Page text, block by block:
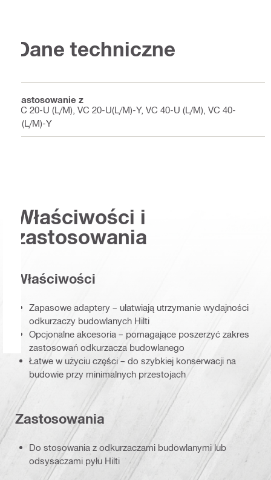
Dane techniczne
Zastosowanie z
VC 20-U (L/M), VC 20-U(L/M)-Y, VC 40-U (L/M), VC 40-
U(L/M)-Y
Właściwości i
zastosowania
Właściwości
Zapasowe adaptery – ułatwiają utrzymanie wydajności
odkurzaczy budowlanych Hilti
Opcjonalne akcesoria – pomagające poszerzyć zakres
zastosowań odkurzacza budowlanego
Łatwe w użyciu części – do szybkiej konserwacji na
budowie przy minimalnych przestojach
Zastosowania
Do stosowania z odkurzaczami budowlanymi lub
odsysaczami pyłu Hilti